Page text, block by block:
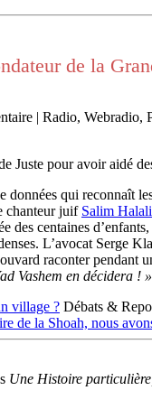
de la
| Radio, Webradio,
Juste pour avoir aidé
données qui reconnaît
chanteur juif Salim Halali
des centaines
L’avocat Serge
raconter pendant
Vashem en décidera ! »
village ? Débats &
de la Shoah, nous
Une Histoire particulière,